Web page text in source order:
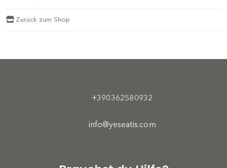
Zurück zum Shop
+390362580932
info@yeseatis.com